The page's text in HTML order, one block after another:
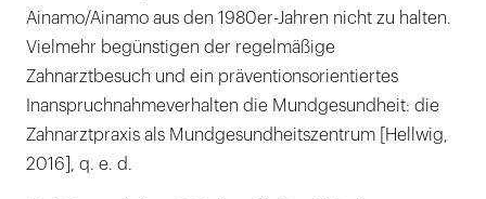
Ainamo/Ainamo aus den 1980er-Jahren nicht zu halten.
Vielmehr begünstigen der regelmäßige
Zahnarztbesuch und ein präventionsorientiertes
Inanspruchnahmeverhalten die Mundgesundheit: die
Zahnarztpraxis als Mundgesundheitszentrum [Hellwig,
2016], q. e. d.